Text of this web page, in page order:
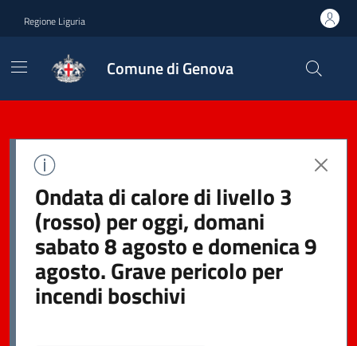
Regione Liguria
Comune di Genova
Ondata di calore di livello 3
(rosso) per oggi, domani
sabato 8 agosto e domenica 9
agosto. Grave pericolo per
incendi boschivi